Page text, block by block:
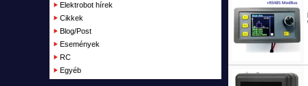
Elektrobot hírek
Cikkek
Blog/Post
Események
RC
Egyéb